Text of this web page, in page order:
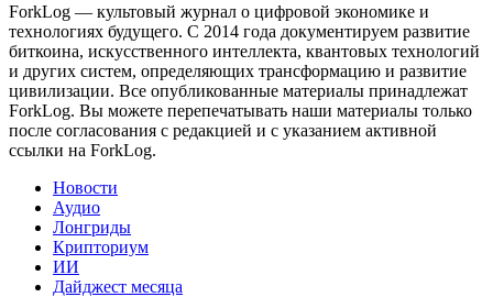
ForkLog — культовый журнал о цифровой экономике и
технологиях будущего. С 2014 года документируем развитие
биткоина, искусственного интеллекта, квантовых технологий
и других систем, определяющих трансформацию и развитие
цивилизации. Все опубликованные материалы принадлежат
ForkLog. Вы можете перепечатывать наши материалы только
после согласования с редакцией и с указанием активной
ссылки на ForkLog.
Новости
Аудио
Лонгриды
Крипториум
ИИ
Дайджест месяца